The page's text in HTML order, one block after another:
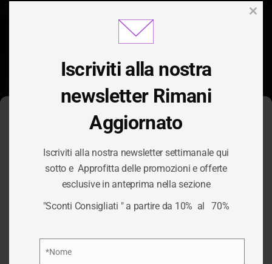
Gestisci Consenso Cookie
Per fornire le migliori esperienze, utilizziamo tecnologie come i
cookie per memorizzare e/o accedere alle informazioni del
dispositivo. Il consenso a queste tecnologie ci permetterà di
elaborare dati come il comportamento di navigazione o ID unici
RENT CARS:
COMPARAZIONE
NOLEGGIO
Iscriviti alla nostra
newsletter Rimani
Aggiornato
Iscriviti alla nostra newsletter settimanale qui
sotto e Approfitta delle promozioni e offerte
esclusive in anteprima nella sezione
"Sconti Consigliati " a partire da 10% al 70%
*Nome